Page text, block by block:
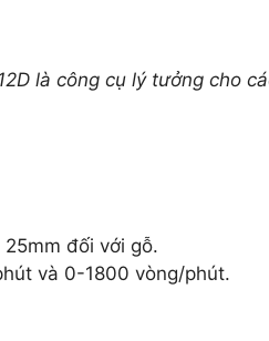
là công cụ lý tưởng cho
đối với gỗ.
và 0-1800 vòng/phút.